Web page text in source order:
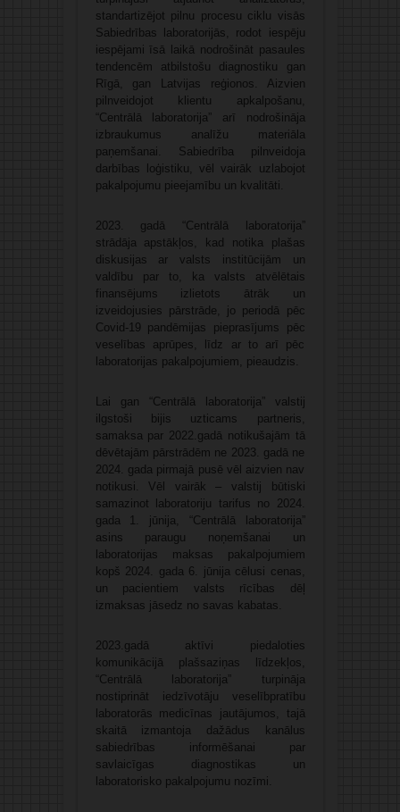
standartizējot pilnu procesu ciklu visās
Sabiedrības laboratorijās, rodot iespēju
iespējami īsā laikā nodrošināt pasaules
tendencēm atbilstošu diagnostiku gan
Rīgā, gan Latvijas reģionos. Aizvien
pilnveidojot klientu apkalpošanu,
“Centrālā laboratorija” arī nodrošināja
izbraukumus analīžu materiāla
paņemšanai. Sabiedrība pilnveidoja
darbības loģistiku, vēl vairāk uzlabojot
pakalpojumu pieejamību un kvalitāti.
2023. gadā “Centrālā laboratorija”
strādāja apstākļos, kad notika plašas
diskusijas ar valsts institūcijām un
valdību par to, ka valsts atvēlētais
finansējums izlietots ātrāk un
izveidojusies pārstrāde, jo periodā pēc
Covid-19 pandēmijas pieprasījums pēc
veselības aprūpes, līdz ar to arī pēc
laboratorijas pakalpojumiem, pieaudzis.
Lai gan “Centrālā laboratorija” valstij
ilgstoši bijis uzticams partneris,
samaksa par 2022.gadā notikušajām tā
dēvētajām pārstrādēm ne 2023. gadā ne
2024. gada pirmajā pusē vēl aizvien nav
notikusi. Vēl vairāk – valstij būtiski
samazinot laboratoriju tarifus no 2024.
gada 1. jūnija, “Centrālā laboratorija”
asins paraugu noņemšanai un
laboratorijas maksas pakalpojumiem
kopš 2024. gada 6. jūnija cēlusi cenas,
un pacientiem valsts rīcības dēļ
izmaksas jāsedz no savas kabatas.
2023.gadā aktīvi piedaloties
komunikācijā plašsaziņas līdzekļos,
“Centrālā laboratorija” turpināja
nostiprināt iedzīvotāju veselībpratību
laboratorās medicīnas jautājumos, tajā
skaitā izmantoja dažādus kanālus
sabiedrības informēšanai par
savlaicīgas diagnostikas un
laboratorisko pakalpojumu nozīmi.